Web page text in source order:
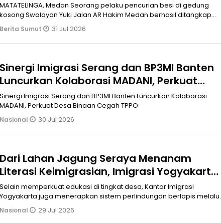
MATATELINGA, Medan Seorang pelaku pencurian besi di gedung
kosong Swalayan Yuki Jalan AR Hakim Medan berhasil ditangkap
Unit Reskrim Polsek
Berita Sumut 31 Jul 2026
Sinergi Imigrasi Serang dan BP3MI Banten
Luncurkan Kolaborasi MADANI, Perkuat
Desa Binaan Cegah TPPO
Sinergi Imigrasi Serang dan BP3MI Banten Luncurkan Kolaborasi
MADANI, Perkuat Desa Binaan Cegah TPPO
Nasional 30 Jul 2026
Dari Lahan Jagung Seraya Menanam
Literasi Keimigrasian, Imigrasi Yogyakarta
Bangun Benteng Desa Cegah Dini TPPO
Selain memperkuat edukasi di tingkat desa, Kantor Imigrasi
Yogyakarta juga menerapkan sistem perlindungan berlapis melalui
layanan keimigras
Nasional 29 Jul 2026